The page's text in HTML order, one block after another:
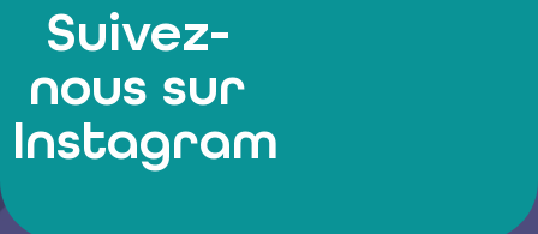
Suivez-
nous sur
Instagram